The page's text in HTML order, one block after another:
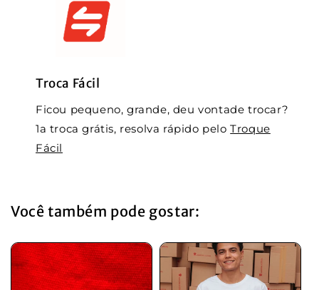
Troca Fácil
Ficou pequeno, grande, deu vontade trocar?
1a troca grátis, resolva rápido peloTroque
Fácil
Você também pode gostar: